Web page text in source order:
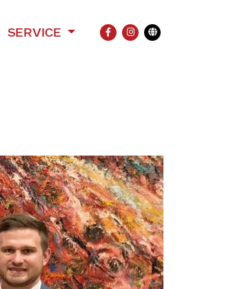
SERVICE
FACEBOOK
INSTAGRAM
Übersetzung